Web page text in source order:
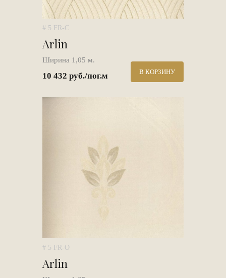
# 5 FR-C
Arlin
Ширина 1,05 м.
10 432 руб./пог.м В КОРЗИНУ
# 5 FR-O
Arlin